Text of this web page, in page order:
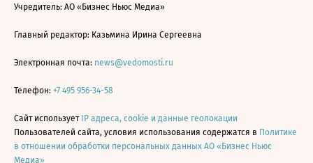
Учредитель: АО «Бизнес Ньюс Медиа»
Главный редактор: Казьмина Ирина Сергеевна
Электронная почта: news@vedomosti.ru
Телефон: +7 495 956-34-58
Сайт использует IP адреса, cookie и данные геолокации
Пользователей сайта, условия использования содержатся в Политике
в отношении обработки персональных данных АО «Бизнес Ньюс
Медиа»